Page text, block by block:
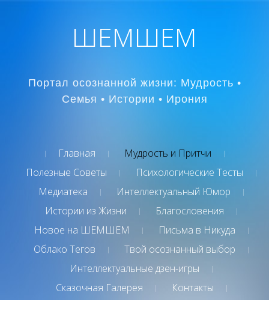
ШЕМШЕМ
Портал осознанной жизни: Мудрость •
Семья • Истории • Ирония
Главная
Мудрость и Притчи
Полезные Советы
Психологические Тесты
Медиатека
Интеллектуальный Юмор
Истории из Жизни
Благословения
Новое на ШЕМШЕМ
Письма в Никуда
Облако Тегов
Твой осознанный выбор
Интеллектуальные дзен-игры
Сказочная Галерея
Контакты